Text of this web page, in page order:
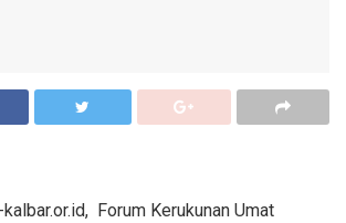
Forum Kerukunan Umat